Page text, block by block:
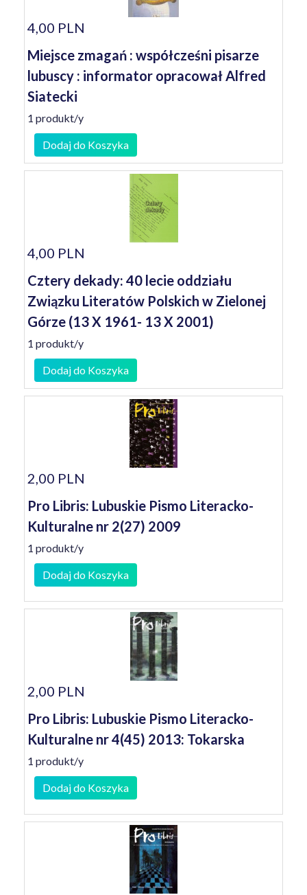
4,00 PLN
Miejsce zmagań : współcześni pisarze
lubuscy : informator opracował Alfred
Siatecki
1 produkt/y
Dodaj do Koszyka
4,00 PLN
Cztery dekady: 40 lecie oddziału
Związku Literatów Polskich w Zielonej
Górze (13 X 1961- 13 X 2001)
1 produkt/y
Dodaj do Koszyka
2,00 PLN
Pro Libris: Lubuskie Pismo Literacko-
Kulturalne nr 2(27) 2009
1 produkt/y
Dodaj do Koszyka
2,00 PLN
Pro Libris: Lubuskie Pismo Literacko-
Kulturalne nr 4(45) 2013: Tokarska
1 produkt/y
Dodaj do Koszyka